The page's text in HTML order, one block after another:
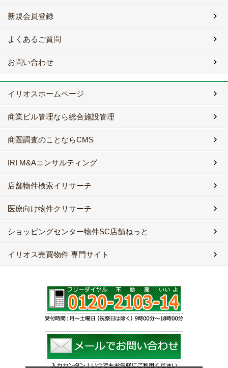
新規会員登録
よくあるご質問
お問い合わせ
イリオスホームページ
商業ビル管理なら総合施設管理
商圏調査のことならCMS
IRI M&Aコンサルティング
店舗物件検索イリサーチ
医療向け物件クリサーチ
ショッピングセンター物件SC店舗ねっと
イリオス売買物件 専門サイト